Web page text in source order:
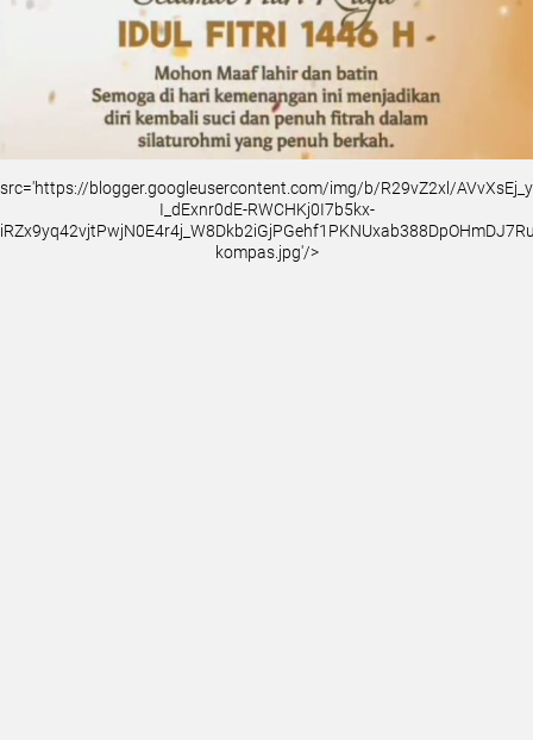
src='https://blogger.googleusercontent.com/img/b/R29vZ2xl/
I_dExnr0dE-RWCHKj0I7b5kx-
kompas.jpg'/>